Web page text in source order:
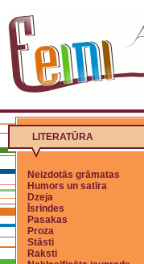
LITERATŪRA
Neizdotās grāmatas
Humors un satīra
Dzeja
Īsrindes
Pasakas
Proza
Stāsti
Raksti